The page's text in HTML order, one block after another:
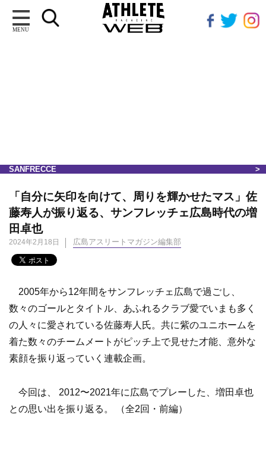
MENU
SANFRECCE
「自分に矢印を向けて、周りを輝かせたマス」佐
藤寿人が振り返る、サンフレッチェ広島時代の増
田卓也
2024年2月18日 広島アスリートマガジン編集部
2005年から12年間をサンフレッチェ広島で過ごし、
数々のゴールとタイトル、あふれるクラブ愛でいまも多く
の人々に愛されている佐藤寿人氏。共に紫のユニホームを
着た数々のチームメートがピッチ上で見せた才能、意外な
素顔を振り返っていく連載企画。
今回は、 2012〜2021年に広島でプレーした、増田卓也
との思い出を振り返る。 （全2回・前編）